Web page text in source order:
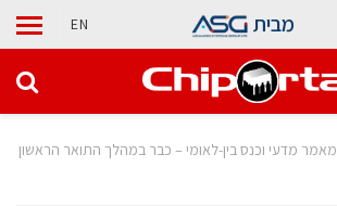
מבית EN
מאמר מדעי וכנס בין-לאומי – כבר במהלך התואר הראשון